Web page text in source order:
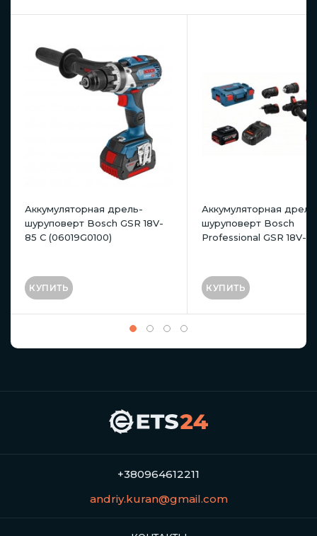
Аккумуляторная дрель-
шуруповерт Bosch GSR 18V-
85 C (06019G0100)
КУПИТЬ
Аккумуляторная
шуруповерт Bosch
Professional GSR 18V-
КУПИТЬ
+380964612211
andriy.kuran@gmail.com